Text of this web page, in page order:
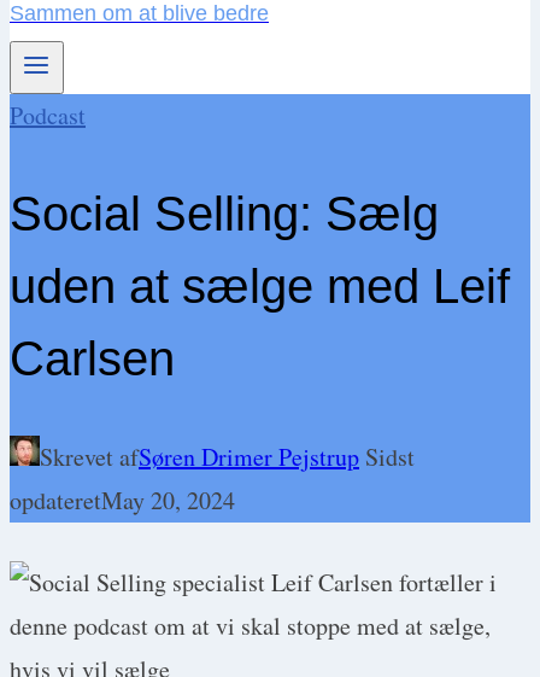
Sammen om at blive bedre
Podcast
Social Selling: Sælg
uden at sælge med Leif
Carlsen
Skrevet afSøren Drimer Pejstrup Sidst
opdateretMay 20, 2024